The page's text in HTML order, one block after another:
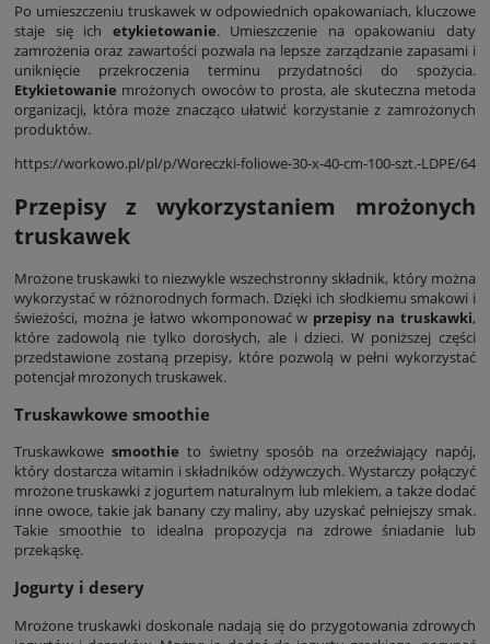
Po umieszczeniu truskawek w odpowiednich opakowaniach, kluczowe
staje się ich etykietowanie. Umieszczenie na opakowaniu daty
zamrożenia oraz zawartości pozwala na lepsze zarządzanie zapasami i
uniknięcie przekroczenia terminu przydatności do spożycia.
Etykietowanie mrożonych owoców to prosta, ale skuteczna metoda
organizacji, która może znacząco ułatwić korzystanie z zamrożonych
produktów.
https://workowo.pl/pl/p/Woreczki-foliowe-30-x-40-cm-100-szt.-LDPE/64
Przepisy z wykorzystaniem mrożonych
truskawek
Mrożone truskawki to niezwykle wszechstronny składnik, który można
wykorzystać w różnorodnych formach. Dzięki ich słodkiemu smakowi i
świeżości, można je łatwo wkomponować w przepisy na truskawki,
które zadowolą nie tylko dorosłych, ale i dzieci. W poniższej części
przedstawione zostaną przepisy, które pozwolą w pełni wykorzystać
potencjał mrożonych truskawek.
Truskawkowe smoothie
Truskawkowe smoothie to świetny sposób na orzeźwiający napój,
który dostarcza witamin i składników odżywczych. Wystarczy połączyć
mrożone truskawki z jogurtem naturalnym lub mlekiem, a także dodać
inne owoce, takie jak banany czy maliny, aby uzyskać pełniejszy smak.
Takie smoothie to idealna propozycja na zdrowe śniadanie lub
przekąskę.
Jogurty i desery
Mrożone truskawki doskonale nadają się do przygotowania zdrowych